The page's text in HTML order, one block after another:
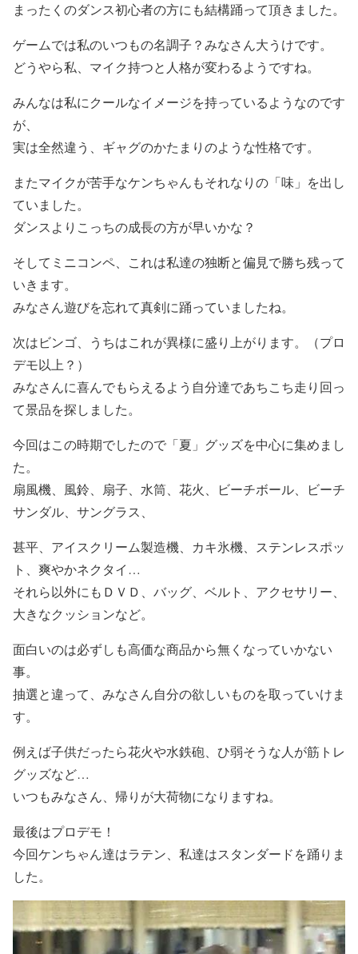
まったくのダンス初心者の方にも結構踊って頂きました。
ゲームでは私のいつもの名調子？みなさん大うけです。
どうやら私、マイク持つと人格が変わるようですね。
みんなは私にクールなイメージを持っているようなのです
が、
実は全然違う、ギャグのかたまりのような性格です。
またマイクが苦手なケンちゃんもそれなりの「味」を出し
ていました。
ダンスよりこっちの成長の方が早いかな？
そしてミニコンペ、これは私達の独断と偏見で勝ち残って
いきます。
みなさん遊びを忘れて真剣に踊っていましたね。
次はビンゴ、うちはこれが異様に盛り上がります。（プロ
デモ以上？）
みなさんに喜んでもらえるよう自分達であちこち走り回っ
て景品を探しました。
今回はこの時期でしたので「夏」グッズを中心に集めまし
た。
扇風機、風鈴、扇子、水筒、花火、ビーチボール、ビーチ
サンダル、サングラス、
甚平、アイスクリーム製造機、カキ氷機、ステンレスポッ
ト、爽やかネクタイ…
それら以外にもＤＶＤ、バッグ、ベルト、アクセサリー、
大きなクッションなど。
面白いのは必ずしも高価な商品から無くなっていかない
事。
抽選と違って、みなさん自分の欲しいものを取っていけま
す。
例えば子供だったら花火や水鉄砲、ひ弱そうな人が筋トレ
グッズなど…
いつもみなさん、帰りが大荷物になりますね。
最後はプロデモ！
今回ケンちゃん達はラテン、私達はスタンダードを踊りま
した。